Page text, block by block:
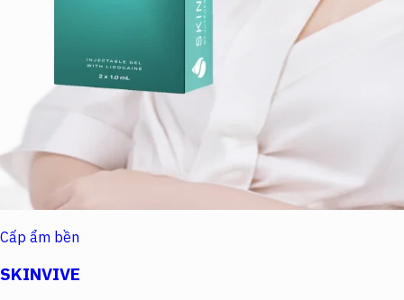
Cấp ẩm bền
SKINVIVE